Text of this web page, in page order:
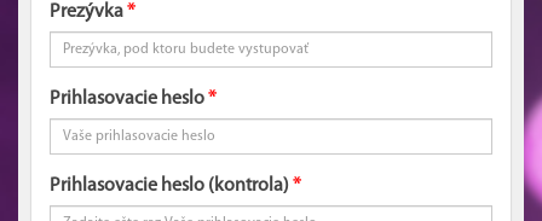
Prezývka
Prihlasovacie heslo
Prihlasovacie heslo (kontrola)